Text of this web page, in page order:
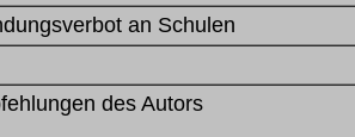
an Schulen
des Autors